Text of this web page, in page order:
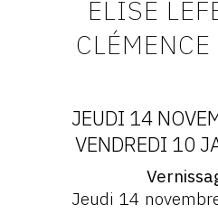
ELISE
:
JEUDI 14
VENDREDI 10
Jeudi 14